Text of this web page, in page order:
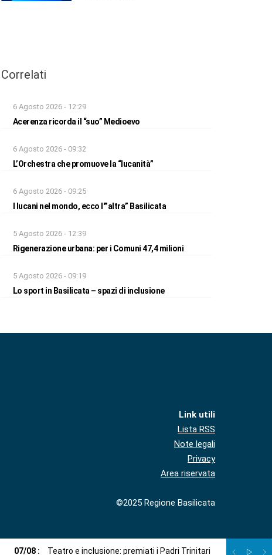
Correlati
6 Agosto 2026 - 12:29
Acerenza ricorda il “suo” Medioevo
6 Agosto 2026 - 09:32
L’Orchestra che promuove la “lucanità”
6 Agosto 2026 - 09:25
I lucani nel mondo, ecco l'”altra” Basilicata
5 Agosto 2026 - 12:39
Rigenerazione urbana: per i Comuni 47,4 milioni
5 Agosto 2026 - 09:19
Lo sport in Basilicata – spazi di inclusione
Link utili
Lista RSS
Note legali
Privacy
Area riservata
©2025 Regione Basilicata
07/08 : Teatro e inclusione: premiati i Padri Trinitari 07/ 08: